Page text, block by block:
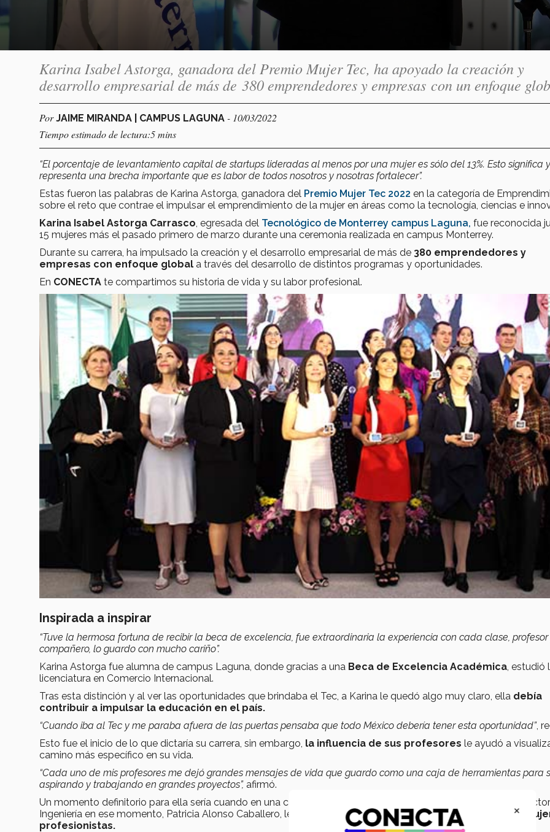
Karina Isabel Astorga, ganadora del Premio Mujer Tec, ha apoyado la creación y
desarrollo empresarial de más de 380 emprendedores y empresas con un enfoque
PorJAIME MIRANDA | CAMPUS LAGUNA - 10/03/2022
Tiempo estimado de lectura:5 mins
“El porcentaje de levantamiento capital de startups lideradas al menos por una mujer es sólo del 13%. Esto significa y
representa una brecha importante que es labor de todos nosotros y nosotras fortalecer”.
Estas fueron las palabras de Karina Astorga, ganadora del Premio Mujer Tec 2022 en la categoría de
sobre el reto que contrae el impulsar el emprendimiento de la mujer en áreas como la tecnología, ciencias e
Karina Isabel Astorga Carrasco , egresada del Tecnológico de Monterrey campus Laguna, fue reconocida
15 mujeres más el pasado primero de marzo durante una ceremonia realizada en campus Monterrey.
Durante su carrera, ha impulsado la creación y el desarrollo empresarial de más de 380 emprendedores y
empresas con enfoque global a través del desarrollo de distintos programas y oportunidades.
En CONECTA te compartimos su historia de vida y su labor profesional.
Inspirada a inspirar
“Tuve la hermosa fortuna de recibir la beca de excelencia, fue extraordinaria la experiencia con cada clase, profesor
compañero, lo guardo con mucho cariño”.
Karina Astorga fue alumna de campus Laguna, donde gracias a una Beca de Excelencia Académica , estudió
licenciatura en Comercio Internacional.
Tras esta distinción y al ver las oportunidades que brindaba el Tec, a Karina le quedó algo muy claro, ella debía
contribuir a impulsar la educación en el país.
“Cuando iba al Tec y me paraba afuera de las puertas pensaba que todo México debería tener esta oportunidad”,
Esto fue el inicio de lo que dictaría su carrera, sin embargo, la influencia de sus profesores le ayudó a
camino más específico en su vida.
“Cada uno de mis profesores me dejó grandes mensajes de vida que guardo como una caja de herramientas para
aspirando y trabajando en grandes proyectos”, afirmó.
Un momento definitorio para ella sería cuando en una conferencia exclusiva para mujeres realizada por la
Ingeniería en ese momento, Patricia Alonso Caballero, les habló sobre la importancia deimpactar a otras
profesionistas.
×